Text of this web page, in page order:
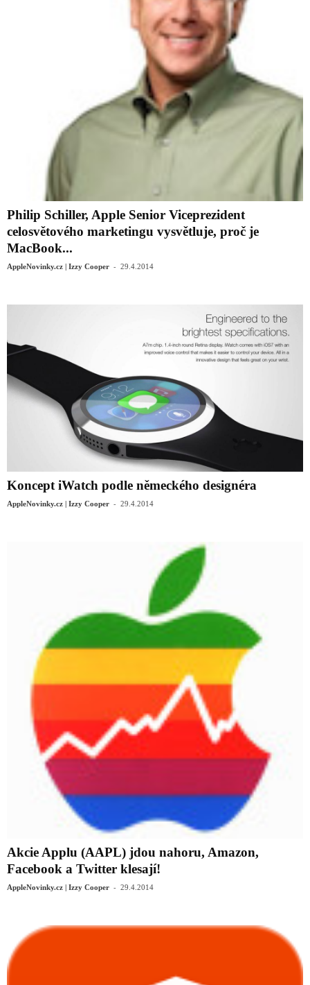
Philip Schiller, Apple Senior Viceprezident
celosvětového marketingu vysvětluje, proč je
MacBook...
AppleNovinky.cz | Izzy Cooper - 29.4.2014
Koncept iWatch podle německého designéra
AppleNovinky.cz | Izzy Cooper - 29.4.2014
Akcie Applu (AAPL) jdou nahoru, Amazon,
Facebook a Twitter klesají!
AppleNovinky.cz | Izzy Cooper - 29.4.2014